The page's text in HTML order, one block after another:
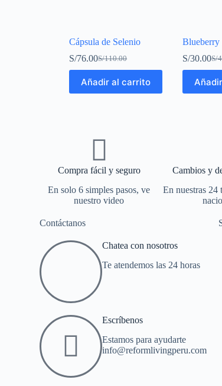
Cápsula de Selenio
S/110.00
S/76.00
Añadir al carrito
Blueberry
S/
S/30.00
Compra fácil y seguro
En solo 6 simples pasos, ve
nuestro video
Cambios y
En nuestras 24
Contáctanos
Chatea con nosotros
Te atendemos las 24 horas
Escríbenos
Estamos para ayudarte
info@reformlivingperu.com